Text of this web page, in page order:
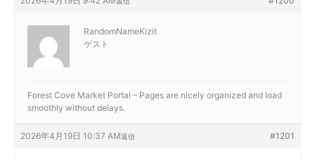
RandomNameKizit
ゲスト
Forest Cove Market Portal – Pages are nicely organized and load
smoothly without delays.
2026年4月19日 10:37 AM #1201
返信